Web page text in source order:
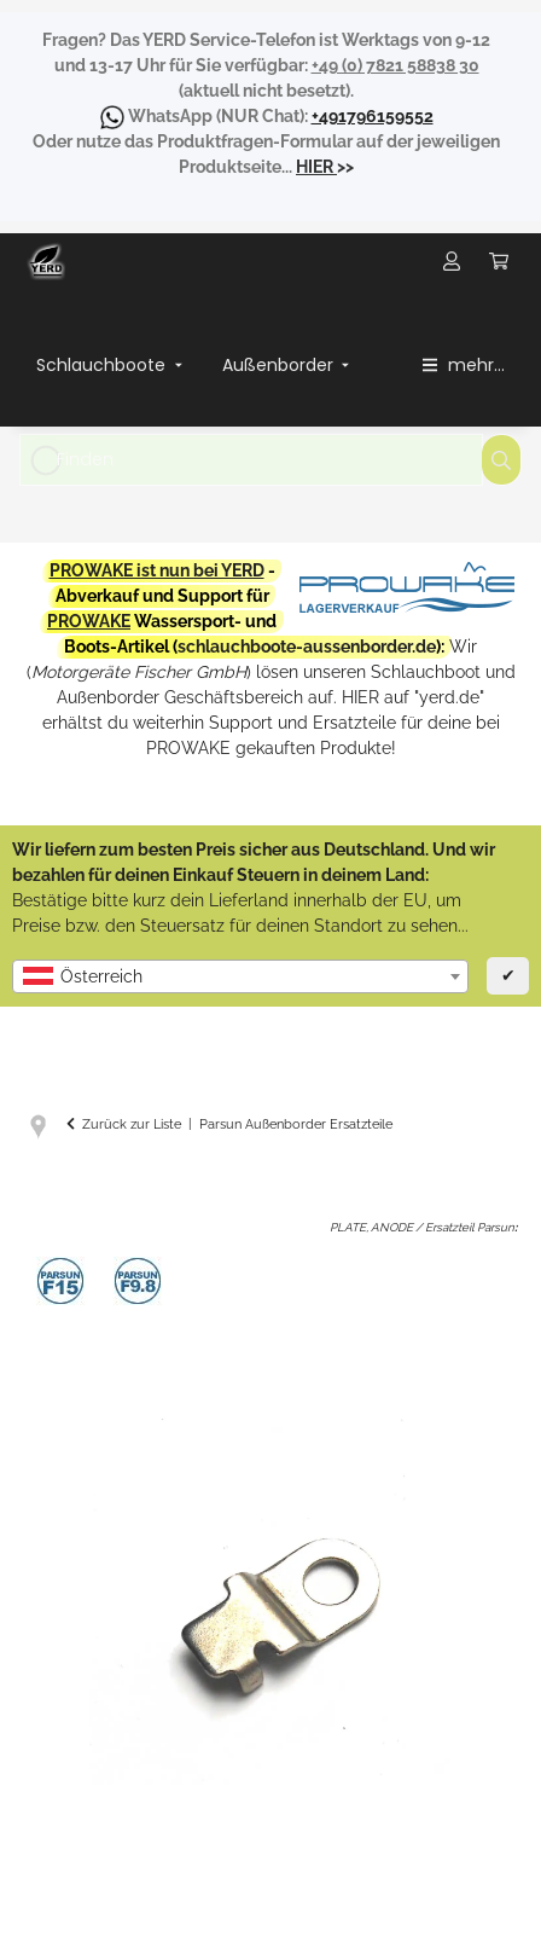
Fragen? Das YERD Service-Telefon ist Werktags von 9-12
und 13-17 Uhr für Sie verfügbar:+49 (0) 7821 58838 30
(aktuell nicht besetzt).
WhatsApp(NUR Chat):+491796159552
Oder nutze das Produktfragen-Formular auf der jeweiligen
Produktseite... HIER>>
Schlauchboote Außenborder mehr...
PROWAKE ist nun bei YERD-
Abverkauf und Support für
PROWAKEWassersport- und
Boots-Artikel (schlauchboote-aussenborder.de): Wir
(Motorgeräte Fischer GmbH) lösen unseren Schlauchboot und
Außenborder Geschäftsbereich auf. HIER auf "yerd.de"
erhältst du weiterhin Support und Ersatzteile für deine bei
PROWAKE gekauften Produkte!
Wir liefern zum besten Preis sicher aus Deutschland. Und wir
bezahlen für deinen Einkauf Steuern in deinem Land:
Bestätige bitte kurz dein Lieferland innerhalb der EU, um
Preise bzw. den Steuersatz für deinen Standort zu sehen...
Österreich ✔
Zurück zur Liste Parsun Außenborder Ersatzteile
PLATE, ANODE / Ersatzteil Parsun: